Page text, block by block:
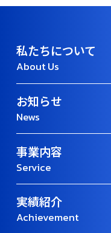
私たちについて
About Us
お知らせ
News
事業内容
Service
実績紹介
Achievement